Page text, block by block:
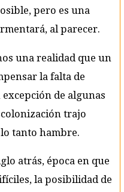
pero es una
al parecer.
una realidad que un
la falta de
de algunas
trajo
tanto hambre.
atrás, época en que
la posibilidad de